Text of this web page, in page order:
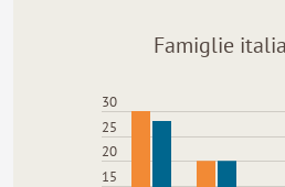
Famiglie
30
25
20
15